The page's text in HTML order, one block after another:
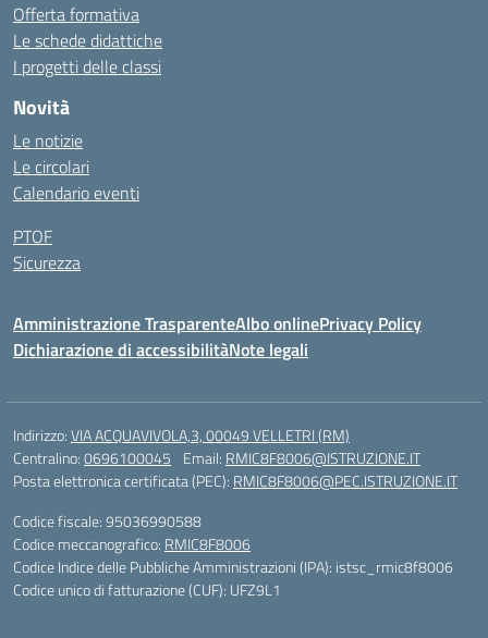
Offerta formativa
Le schede didattiche
I progetti delle classi
Novità
Le notizie
Le circolari
Calendario eventi
PTOF
Sicurezza
Amministrazione TrasparenteAlbo onlinePrivacy Policy
Dichiarazione di accessibilitàNote legali
Indirizzo:VIA ACQUAVIVOLA,3, 00049 VELLETRI (RM)
Centralino:0696100045 Email: RMIC8F8006@ISTRUZIONE.IT
Posta elettronica certificata (PEC): RMIC8F8006@PEC.ISTRUZIONE.IT
Codice fiscale: 95036990588
Codice meccanografico: RMIC8F8006
Codice Indice delle Pubbliche Amministrazioni (IPA): istsc_rmic8f8006
Codice unico di fatturazione (CUF): UFZ9L1